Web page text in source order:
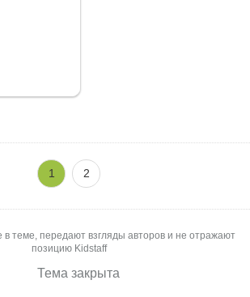
1 2
теме, передают взгляды авторов и не отражают
позицию Kidstaff
Тема закрыта